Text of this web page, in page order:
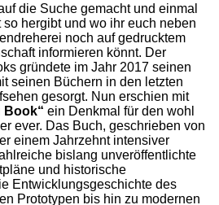
die Suche gemacht und einmal
hergibt und wo ihr euch neben
noch auf gedrucktem
informieren könnt. Der
gründete im Jahr 2017 seinen
seinen Büchern in den letzten
gesorgt. Nun erschien mit
Book“ ein Denkmal für den wohl
ever. Das Buch, geschrieben von
einem Jahrzehnt intensiver
bislang unveröffentlichte
und historische
Entwicklungsgeschichte des
Prototypen bis hin zu modernen